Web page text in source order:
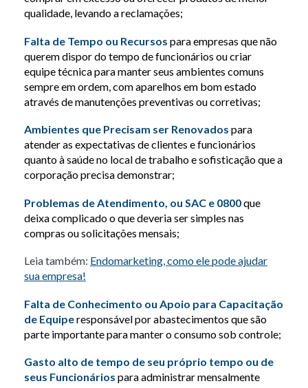
qualidade, levando a reclamações;
Falta de Tempo ou Recursos para empresas que não
querem dispor do tempo de funcionários ou criar
equipe técnica para manter seus ambientes comuns
sempre em ordem, com aparelhos em bom estado
através de manutenções preventivas ou corretivas;
Ambientes que Precisam ser Renovados para
atender as expectativas de clientes e funcionários
quanto à saúde no local de trabalho e sofisticação que a
corporação precisa demonstrar;
Problemas de Atendimento, ou SAC e 0800que
deixa complicado o que deveria ser simples nas
compras ou solicitações mensais;
Leia também: Endomarketing, como ele pode ajudar
sua empresa!
Falta de Conhecimento ou Apoio para Capacitação
de Equiperesponsável por abastecimentos que são
parte importante para manter o consumo sob controle;
Gasto alto de tempo de seu próprio tempo ou de
seus Funcionários para administrar mensalmente